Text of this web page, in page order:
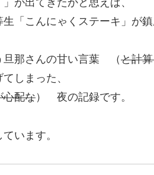
が出てきたかと思えば、
「こんにゃくステーキ」が鎮
旦那さんの甘い言葉 （と計
しまった、
心配な） 夜の記録です。
います。